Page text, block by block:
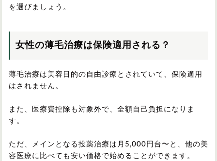
を選びましょう。
女性の薄毛治療は保険適用される？
薄毛治療は美容目的の自由診療とされていて、保険適用
はされません。
また、医療費控除も対象外で、全額自己負担になりま
す。
ただ、メインとなる投薬治療は月5,000円台〜と、他の美
容医療に比べても安い価格で始めることができます。